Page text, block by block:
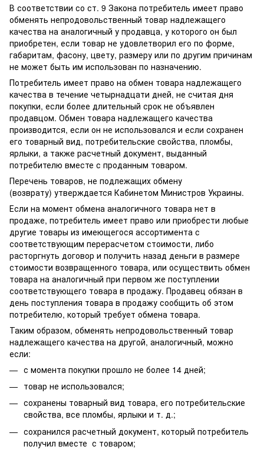
В соответствии со ст. 9 Закона потребитель имеет право
обменять непродовольственный товар надлежащего
качества на аналогичный у продавца, у которого он был
приобретен, если товар не удовлетворил его по форме,
габаритам, фасону, цвету, размеру или по другим причинам
не может быть им использован по назначению.
Потребитель имеет право на обмен товара надлежащего
качества в течение четырнадцати дней, не считая дня
покупки, если более длительный срок не объявлен
продавцом. Обмен товара надлежащего качества
производится, если он не использовался и если сохранен
его товарный вид, потребительские свойства, пломбы,
ярлыки, а также расчетный документ, выданный
потребителю вместе с проданным товаром.
Перечень товаров, не подлежащих обмену
(возврату) утверждается Кабинетом Министров Украины.
Если на момент обмена аналогичного товара нет в
продаже, потребитель имеет право или приобрести любые
другие товары из имеющегося ассортимента с
соответствующим перерасчетом стоимости, либо
расторгнуть договор и получить назад деньги в размере
стоимости возвращенного товара, или осуществить обмен
товара на аналогичный при первом же поступлении
соответствующего товара в продажу. Продавец обязан в
день поступления товара в продажу сообщить об этом
потребителю, который требует обмена товара.
Таким образом, обменять непродовольственный товар
надлежащего качества на другой, аналогичный, можно
если:
с момента покупки прошло не более 14 дней;
товар не использовался;
сохранены товарный вид товара, его потребительские
свойства, все пломбы, ярлыки и т. д.;
сохранился расчетный документ, который потребитель
получил вместе с товаром;